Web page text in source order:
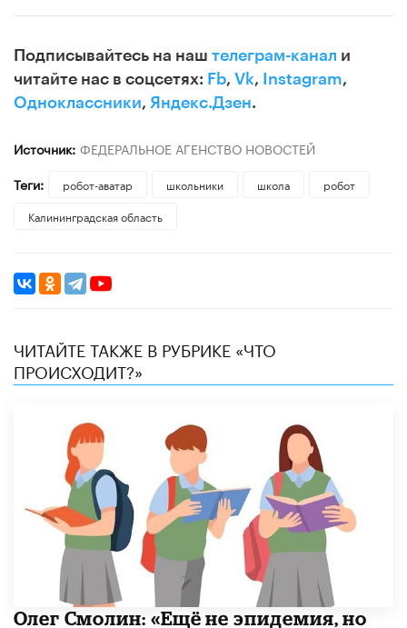
Подписывайтесь на наш телеграм-канал и
читайте нас в соцсетях: Fb, Vk, Instagram,
Одноклассники, Яндекс.Дзен.
Источник: ФЕДЕРАЛЬНОЕ АГЕНСТВО НОВОСТЕЙ
Теги:
робот-аватар школьники школа
робот
Калининградская область
ЧИТАЙТЕ ТАКЖЕ В РУБРИКЕ «ЧТО
ПРОИСХОДИТ?»
​Олег Смолин: «Ещё не эпидемия, но